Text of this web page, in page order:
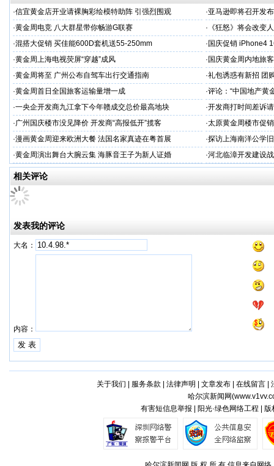
·信宜黄金店开业请裸胸彩绘模特助阵 引强烈围观 ·亚马逊即将召开发
·黄金周电竞 八大群星带你畅游G联赛 · 《狂怒》将会改变
·混搭大促销 买佳能600D套机送55-250mm · 国庆促销 iPhone4
·黄金周上海电视荧屏“穿越”成风 · 国庆黄金周内地旅
·黄金周将至 广州公布自驾车出行交通指南 ·礼包诱惑有新招 团
·黄金周首日全国旅客运输量增一成 ·评论：“中国地产黄
·一央企开发商九江拿下今年赣成交总价最高地块 ·开发商打时间差诉
·广州国庆楼市没见降价 开发商“高报低开”揽客 ·太原黄金周楼市促
·漫画黄金周迎来欧洲大餐 法国名家真迹在粤首展 ·探访上海南洋公学
·黄金周演出舞台大腕云集 海豚音王子为新人证婚 ·河北临漳开发建设
相关评论
发表我的评论
大名：
内容：
关于我们 服务条款 法律声明 文章发布| 在线留言|
哈尔滨新闻网(
有害短信息举报 | 阳光·绿色网络工程 |